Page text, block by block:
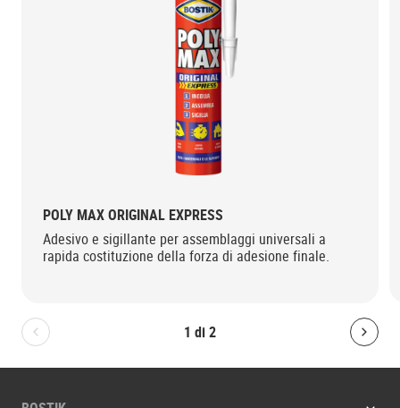
1 di2
Bolton.General.PreviousSlide
POLY MAX ORIGINAL EXPRESS
Adesivo e sigillante per assemblaggi universali a
rapida costituzione della forza di adesione finale.